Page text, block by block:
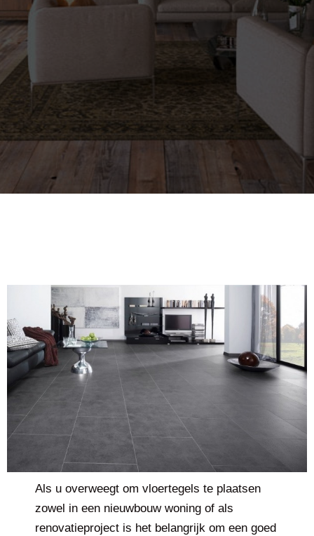
Als u overweegt om vloertegels te plaatsen
zowel in een nieuwbouw woning of als
renovatieproject is het belangrijk om een goed